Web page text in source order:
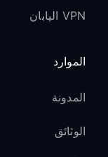
VPN اليابان
الموارد
المدونة
الوثائق